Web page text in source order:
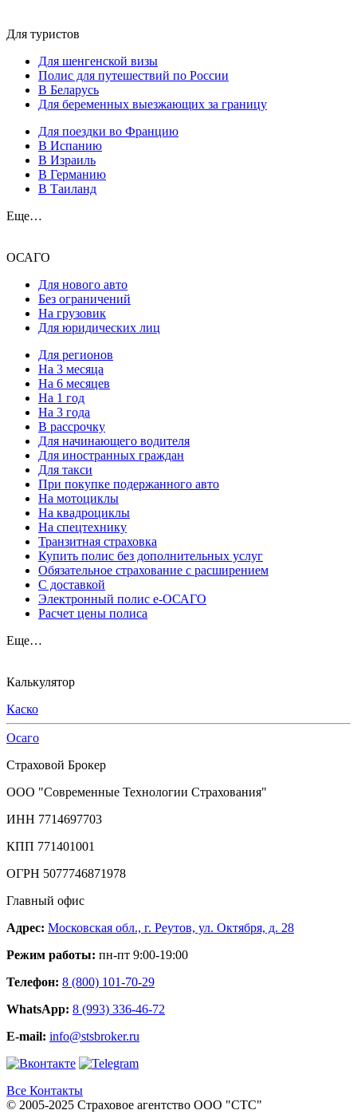
Для туристов
Для шенгенской визы
Полис для путешествий по России
В Беларусь
Для беременных выезжающих за границу
Для поездки во Францию
В Испанию
В Израиль
В Германию
В Таиланд
Еще…
ОСАГО
Для нового авто
Без ограничений
На грузовик
Для юридических лиц
Для регионов
На 3 месяца
На 6 месяцев
На 1 год
На 3 года
В рассрочку
Для начинающего водителя
Для иностранных граждан
Для такси
При покупке подержанного авто
На мотоциклы
На квадроциклы
На спецтехнику
Транзитная страховка
Купить полис без дополнительных услуг
Обязательное страхование с расширением
С доставкой
Электронный полис е-ОСАГО
Расчет цены полиса
Еще…
Калькулятор
Каско
Осаго
Страховой Брокер
ООО "Современные Технологии Страхования"
ИНН 7714697703
КПП 771401001
ОГРН 5077746871978
Главный офис
Адрес: Московская обл., г. Реутов, ул. Октября, д. 28
Режим работы: пн-пт 9:00-19:00
Телефон: 8 (800) 101-70-29
WhatsApp: 8 (993) 336-46-72
E-mail: info@stsbroker.ru
Все Контакты
© 2005-2025 Страховое агентство ООО "СТС"